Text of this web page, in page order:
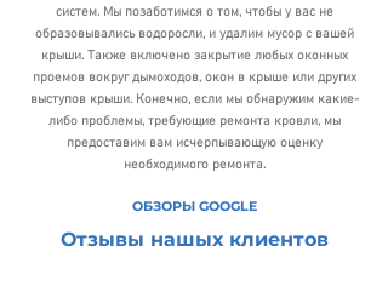
систем. Мы позаботимся о том, чтобы у вас не
образовывались водоросли, и удалим мусор с вашей
крыши. Также включено закрытие любых оконных
проемов вокруг дымоходов, окон в крыше или других
выступов крыши. Конечно, если мы обнаружим какие-
либо проблемы, требующие ремонта кровли, мы
предоставим вам исчерпывающую оценку
необходимого ремонта.
ОБЗОРЫ GOOGLE
Отзывы нашых клиентов